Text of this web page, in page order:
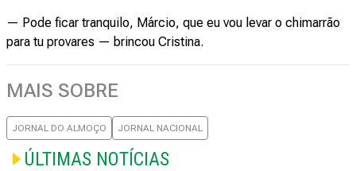
— Pode ficar tranquilo, Márcio, que eu vou levar o chimarrão
para tu provares — brincou Cristina.
MAIS SOBRE
JORNAL DO ALMOÇO JORNAL NACIONAL
ÚLTIMAS NOTÍCIAS